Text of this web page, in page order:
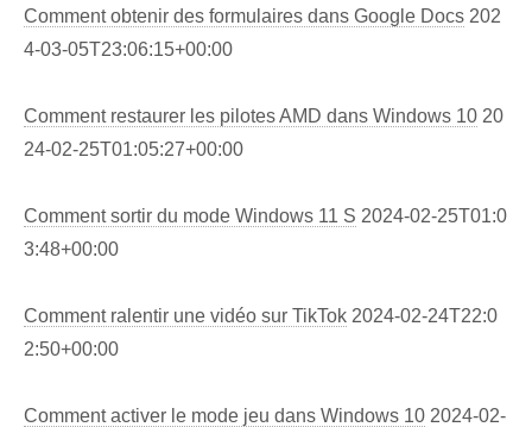
Comment obtenir des formulaires dans Google Docs 202
4-03-05T23:06:15+00:00
Comment restaurer les pilotes AMD dans Windows 10 20
24-02-25T01:05:27+00:00
Comment sortir du mode Windows 11 S 2024-02-25T01:0
3:48+00:00
Comment ralentir une vidéo sur TikTok 2024-02-24T22:0
2:50+00:00
Comment activer le mode jeu dans Windows 10 2024-02-